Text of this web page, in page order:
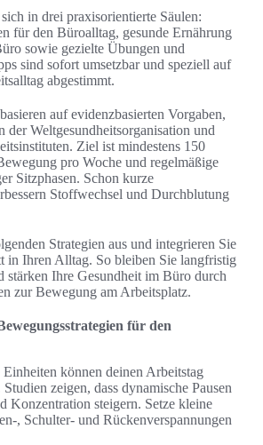
in drei praxisorientierte Säulen:
für den Büroalltag, gesunde Ernährung
sowie gezielte Übungen und
sind sofort umsetzbar und speziell auf
abgestimmt.
auf evidenzbasierten Vorgaben,
der Weltgesundheitsorganisation und
Ziel ist mindestens 150
pro Woche und regelmäßige
Sitzphasen. Schon kurze
Stoffwechsel und Durchblutung
Strategien aus und integrieren Sie
in Ihren Alltag. So bleiben Sie langfristig
Ihre Gesundheit im Büro durch
zur Bewegung am Arbeitsplatz.
für den
können deinen Arbeitstag
zeigen, dass dynamische Pausen
Konzentration steigern. Setze kleine
, Schulter- und Rückenverspannungen